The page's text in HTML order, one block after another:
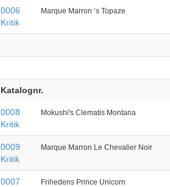
0006
Kritik
Marque Marron ‘s Topaze
Katalognr.
0008
Kritik
Mokushi's Clematis Montana
0009
Kritik
Marque Marron Le Chevalier Noir
0007
Frihedens Prince Unicorn